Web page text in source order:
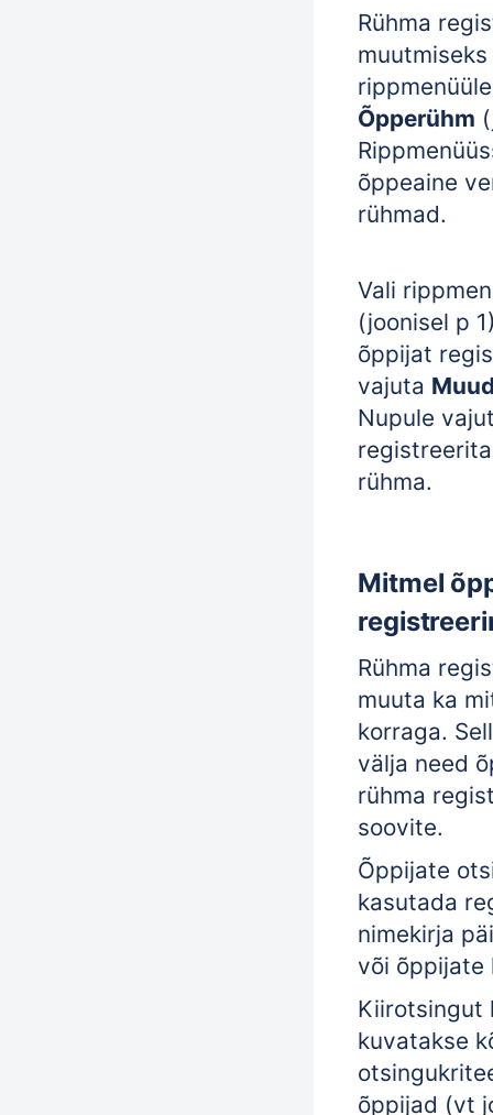
Rühma
rippmenüüle
Õpperühm
õppeaine
rühmad.
Vali
(joonisel p
õppijat
vajuta
Nupule
rühma.
Mitmel
Rühma
muuta ka
korraga.
välja need
rühma
soovite.
Õppijate
kasutada
nimekirja
või õppijate
Kiirotsingut
kuvatakse
õppijad (vt